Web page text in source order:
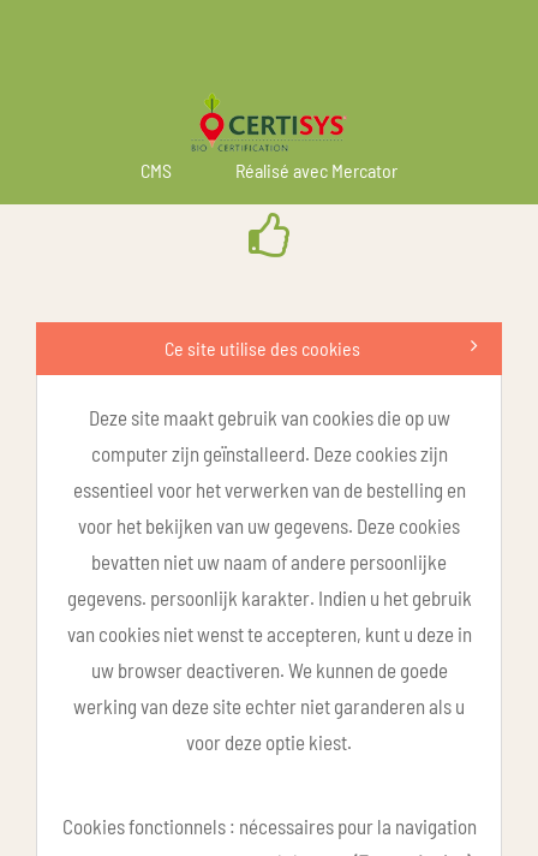
CMS Réalisé avec Mercator
Ce site utilise des cookies
Deze site maakt gebruik van cookies die op uw
computer zijn geïnstalleerd. Deze cookies zijn
essentieel voor het verwerken van de bestelling en
voor het bekijken van uw gegevens. Deze cookies
bevatten niet uw naam of andere persoonlijke
gegevens. persoonlijk karakter. Indien u het gebruik
van cookies niet wenst te accepteren, kunt u deze in
uw browser deactiveren. We kunnen de goede
werking van deze site echter niet garanderen als u
voor deze optie kiest.
Cookies fonctionnels : nécessaires pour la navigation